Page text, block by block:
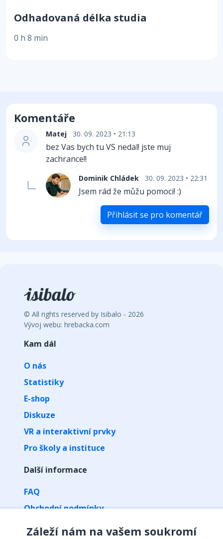
Odhadovaná délka studia
0 h 8 min
Komentáře
Matej 30. 09. 2023 • 21:13
bez Vas bych tu VS nedal! jste muj
zachrance!!
Dominik Chládek 30. 09. 2023 • 22:31
Jsem rád že můžu pomoci! :)
Přihlásit se pro komentář
© All rights reserved by Isibalo - 2026
Vývoj webu: hrebacka.com
Kam dál
O nás
Statistiky
E-shop
Diskuze
VR a interaktivní prvky
Pro školy a instituce
Další informace
FAQ
Obchodní podmínky
Zpracování osobních údajů
Záleží nám na vašem soukromí